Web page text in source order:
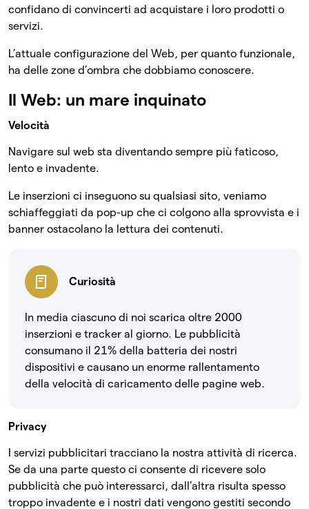
confidano di convincerti ad acquistare i loro prodotti o
servizi.
L’attuale configurazione del Web, per quanto funzionale,
ha delle zone d’ombra che dobbiamo conoscere.
Il Web: un mare inquinato
Velocità
Navigare sul web sta diventando sempre più faticoso,
lento e invadente.
Le inserzioni ci inseguono su qualsiasi sito, veniamo
schiaffeggiati da pop-up che ci colgono alla sprovvista e i
banner ostacolano la lettura dei contenuti.
Curiosità
In media ciascuno di noi scarica oltre 2000
inserzioni e tracker al giorno. Le pubblicità
consumano il 21% della batteria dei nostri
dispositivi e causano un enorme rallentamento
della velocità di caricamento delle pagine web.
Privacy
I servizi pubblicitari tracciano la nostra attività di ricerca.
Se da una parte questo ci consente di ricevere solo
pubblicità che può interessarci, dall’altra risulta spesso
troppo invadente e i nostri dati vengono gestiti secondo